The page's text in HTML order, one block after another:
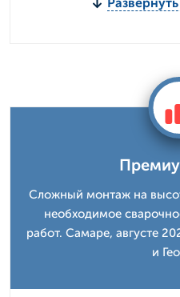
Сложный монтаж на
необходимое
работ. Самаре, августе
и